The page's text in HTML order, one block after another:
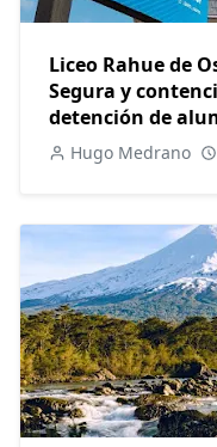
Liceo Rahue de
Segura y
detención de
Hugo Medrano